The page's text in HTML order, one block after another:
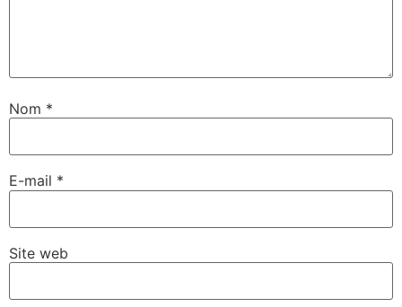
Nom *
E-mail *
Site web